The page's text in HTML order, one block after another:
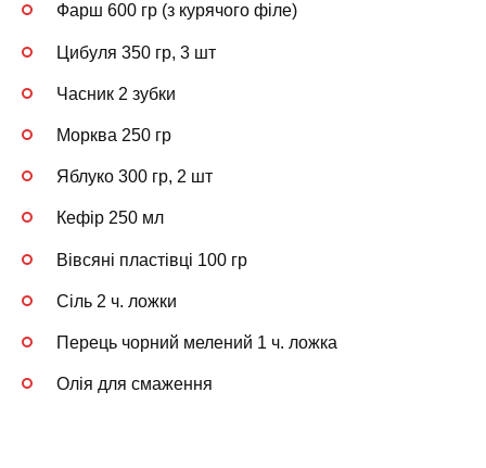
Фарш 600 гр (з курячого філе)
Цибуля 350 гр, 3 шт
Часник 2 зубки
Морква 250 гр
Яблуко 300 гр, 2 шт
Кефір 250 мл
Вівсяні пластівці 100 гр
Сіль 2 ч. ложки
Перець чорний мелений 1 ч. ложка
Олія для смаження